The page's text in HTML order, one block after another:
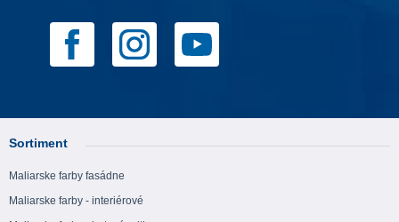
Sortiment
Maliarske farby fasádne
Maliarske farby - interiérové